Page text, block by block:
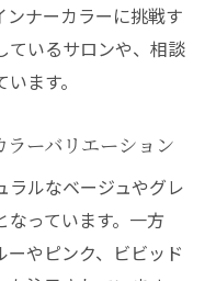
選ぶおすすめカラ
ションを美容室で
スなデザインカラ
ナーカラーに挑戦す
ているサロンや、相談
ます。
ーバリエーション
ラルなベージュやグレ
っています。一方
やピンク、ビビッド